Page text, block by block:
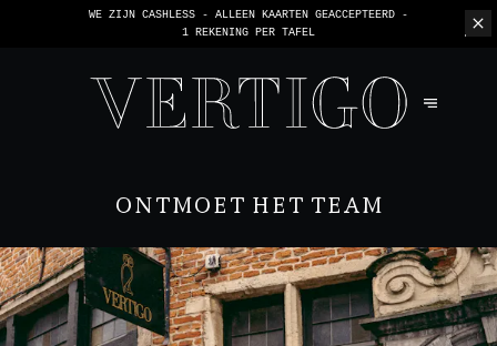
WE ZIJN CASHLESS - ALLEEN KAARTEN GEACCEPTEERD -
1 REKENING PER TAFEL
ONTMOET HET TEAM